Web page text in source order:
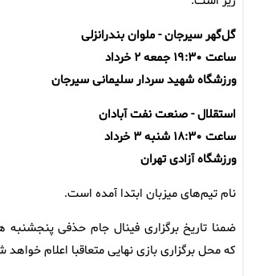
گل‌گهر سیرجان - ملوان بندرانزلی
ساعت ۱۹:۳۰ جمعه ۲ خرداد
ورزشگاه شهید سردار سلیمانی سیرجان
استقلال - صنعت نفت آبادان
ساعت ۱۸:۳۰ شنبه ۳ خرداد
ورزشگاه آزادی تهران
نام تیم‌های میزبان ابتدا آمده است.
ضمنا تاریخ برگزاری فینال جام حذفی
که محل برگزاری بازی نهایی متعاقبا اعلام خواهد